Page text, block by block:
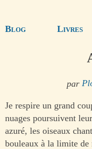
Blog Livres
par
Je respire un grand
nuages poursuivent
azuré, les oiseaux
bouleaux à la limite